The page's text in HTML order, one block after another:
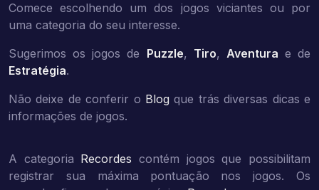
Comece escolhendo um dos jogos viciantes ou por
uma categoria do seu interesse.
Sugerimos os jogos de Puzzle, Tiro, Aventura e de
Estratégia.
Não deixe de conferir o Blog que trás diversas dicas e
informações de jogos.
A categoria Recordes contém jogos que possibilitam
registrar sua máxima pontuação nos jogos. Os